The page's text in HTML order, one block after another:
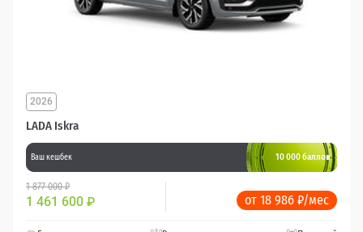
LADA Iskra
2026
Ваш кешбек 10 000 баллов
1 877 000 ₽
1 461 600 ₽ от 18 986 ₽/мес